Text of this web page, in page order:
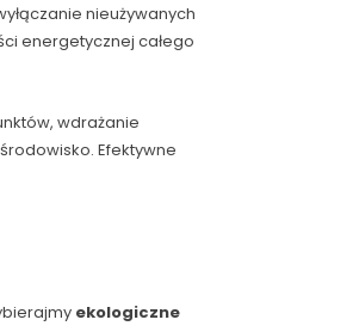
nieużywanych
energetycznej całego
wdrażanie
Efektywne
ekologiczne